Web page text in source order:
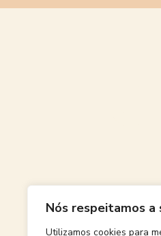
Nós respeitamos a
Utilizamos cookies para